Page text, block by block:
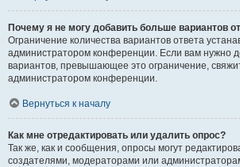
Почему я не могу добавить больше вариантов
Ограничение количества вариантов ответа
администратором конференции. Если вам нужно
вариантов, превышающее это ограничение,
администратором конференции.
Вернуться к началу
Как мне отредактировать или удалить опрос?
Так же, как и сообщения, опросы могут
создателями, модераторами или